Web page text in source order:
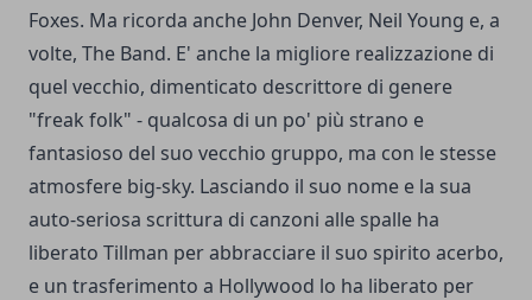
Foxes. Ma ricorda anche John Denver, Neil Young e, a
volte, The Band. E' anche la migliore realizzazione di
quel vecchio, dimenticato descrittore di genere
"freak folk" - qualcosa di un po' più strano e
fantasioso del suo vecchio gruppo, ma con le stesse
atmosfere big-sky. Lasciando il suo nome e la sua
auto-seriosa scrittura di canzoni alle spalle ha
liberato Tillman per abbracciare il suo spirito acerbo,
e un trasferimento a Hollywood lo ha liberato per